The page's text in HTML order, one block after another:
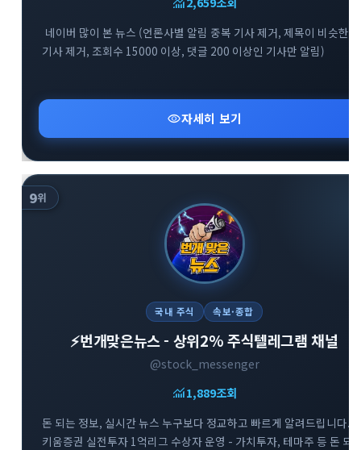
네이버 많이 본 뉴스 (언론사별 알림 중복 기사 제거, 제목이 비슷한
기사 제거, 조회수 15000 이상, 댓글 200 이상인 기사만 알림)
visibility자세히 보기
9위
국내 주식 속보·종합
⚡️번개맞은뉴스 - 상위2% 주식텔레그램 채널
@stock_messenger
monitoring1,889조회
돈 되는 정보, 실시간 뉴스 누구보다 정교하고 빠르게 알려드립니다. -
키움증권 실전투자 1억리그 수상자 운영 - 가치투자, 테마주 등 돈 되